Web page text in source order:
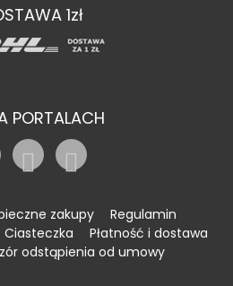
1zł
PORTALACH
zakupy
Regulamin
Ciasteczka
Płatność i dostawa
odstąpienia od umowy